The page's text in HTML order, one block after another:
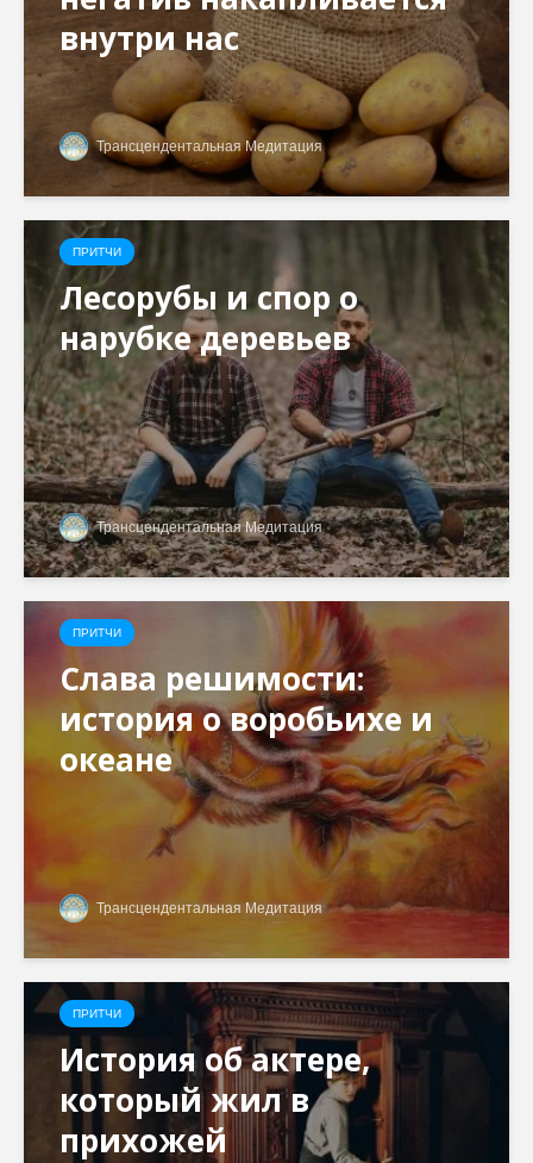
внутри нас
Трансцендентальная Медитация
ПРИТЧИ
Лесорубы и спор о
нарубке деревьев
Трансцендентальная Медитация
ПРИТЧИ
Слава решимости:
история о воробьихе и
океане
Трансцендентальная Медитация
ПРИТЧИ
История об актере,
который жил в
прихожей